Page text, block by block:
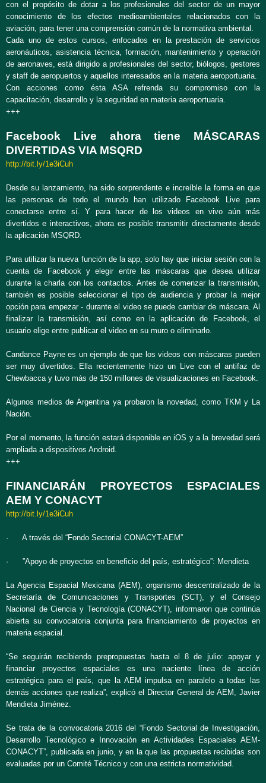
con el propósito de dotar a los profesionales del sector de un mayor
conocimiento de los efectos medioambientales relacionados con la
aviación, para tener una comprensión común de la normativa ambiental.
Cada uno de estos cursos, enfocados en la prestación de servicios
aeronáuticos, asistencia técnica, formación, mantenimiento y operación
de aeronaves, está dirigido a profesionales del sector, biólogos, gestores
y staff de aeropuertos y aquellos interesados en la materia aeroportuaria.
Con acciones como ésta ASA refrenda su compromiso con la
capacitación, desarrollo y la seguridad en materia aeroportuaria.
+++
Facebook Live ahora tiene MÁSCARAS
DIVERTIDAS VIA MSQRD
http://bit.ly/1e3iCuh
Desde su lanzamiento, ha sido sorprendente e increíble la forma en que
las personas de todo el mundo han utilizado Facebook Live para
conectarse entre sí. Y para hacer de los videos en vivo aún más
divertidos e interactivos, ahora es posible transmitir directamente desde
la aplicación MSQRD.
Para utilizar la nueva función de la app, solo hay que iniciar sesión con la
cuenta de Facebook y elegir entre las máscaras que desea utilizar
durante la charla con los contactos. Antes de comenzar la transmisión,
también es posible seleccionar el tipo de audiencia y probar la mejor
opción para empezar - durante el video se puede cambiar de máscara. Al
finalizar la transmisión, así como en la aplicación de Facebook, el
usuario elige entre publicar el video en su muro o eliminarlo.
Candance Payne es un ejemplo de que los videos con máscaras pueden
ser muy divertidos. Ella recientemente hizo un Live con el antifaz de
Chewbacca y tuvo más de 150 millones de visualizaciones en Facebook.
Algunos medios de Argentina ya probaron la novedad, como TKM y La
Nación.
Por el momento, la función estará disponible en iOS y a la brevedad será
ampliada a dispositivos Android.
+++
FINANCIARÁN PROYECTOS ESPACIALES
AEM Y CONACYT
http://bit.ly/1e3iCuh
· A través del “Fondo Sectorial CONACYT-AEM”
· ”Apoyo de proyectos en beneficio del país, estratégico”: Mendieta
La Agencia Espacial Mexicana (AEM), organismo descentralizado de la
Secretaría de Comunicaciones y Transportes (SCT), y el Consejo
Nacional de Ciencia y Tecnología (CONACYT), informaron que continúa
abierta su convocatoria conjunta para financiamiento de proyectos en
materia espacial.
“Se seguirán recibiendo prepropuestas hasta el 8 de julio: apoyar y
financiar proyectos espaciales es una naciente línea de acción
estratégica para el país, que la AEM impulsa en paralelo a todas las
demás acciones que realiza”, explicó el Director General de AEM, Javier
Mendieta Jiménez.
Se trata de la convocatoria 2016 del “Fondo Sectorial de Investigación,
Desarrollo Tecnológico e Innovación en Actividades Espaciales AEM-
CONACYT”, publicada en junio, y en la que las propuestas recibidas son
evaluadas por un Comité Técnico y con una estricta normatividad.